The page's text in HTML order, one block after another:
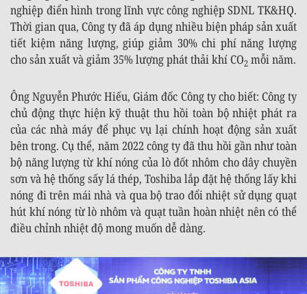
nghiệp điển hình trong lĩnh vực công nghiệp SDNL TK&HQ.
Thời gian qua, Công ty đã áp dụng nhiều biện pháp sản xuất
tiết kiệm năng lượng, giúp giảm 30% chi phí năng lượng
cho sản xuất và giảm 35% lượng phát thải khí CO2 mỗi năm.
Ông Nguyễn Phước Hiếu, Giám đốc Công ty cho biết: Công ty
chủ động thực hiện kỹ thuật thu hồi toàn bộ nhiệt phát ra
của các nhà máy để phục vụ lại chính hoạt động sản xuất
bên trong. Cụ thể, năm 2022 công ty đã thu hồi gần như toàn
bộ năng lượng từ khí nóng của lò đốt nhôm cho dây chuyền
sơn và hệ thống sấy lá thép, Toshiba lắp đặt hệ thống lấy khi
nóng đi trên mái nhà và qua bộ trao đổi nhiệt sử dụng quạt
hút khí nóng từ lò nhôm và quạt tuần hoàn nhiệt nên có thể
điều chỉnh nhiệt độ mong muốn dễ dàng.